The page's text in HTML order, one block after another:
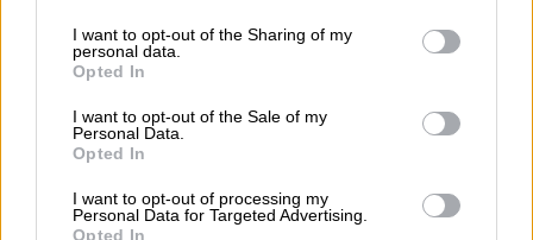
not limited to your visit or usage behaviour. You may click to
grant or deny consent to Google and its third-party tags to
use your data for below specified purposes in below Google
consent section.
I want to opt-out of the Sharing of my
personal data.
Opted In
I want to opt-out of the Sale of my
Personal Data.
Opted In
I want to opt-out of processing my
Personal Data for Targeted Advertising.
Opted In
τρένων. Όταν φτάσαμε και κοιτούσαμε ο
ένας τον άλλο στα επείγοντα και ήμασταν
κάτι πολύ σοβαρό».
μεγάλο ρόλο και η ψυχραιμίαστην